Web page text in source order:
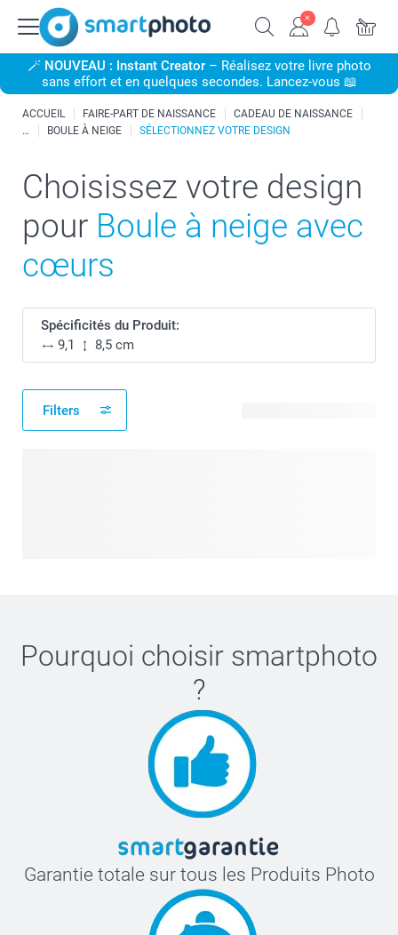
🪄 NOUVEAU : Instant Creator– Réalisez votre livre photo
sans effort et en quelques secondes. Lancez-vous 📖
ACCUEIL FAIRE-PART DE NAISSANCE
CADEAU DE NAISSANCE
BOULE À NEIGE
SÉLECTIONNEZ VOTRE DESIGN
Choisissez votre design
pour Boule à neige avec
cœurs
Spécificités du Produit:
9,1
8,5 cm
Filters
Pourquoi choisir smartphoto
?
Garantie totale sur tous les Produits Photo